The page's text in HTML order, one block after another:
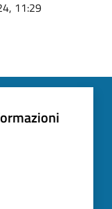
11:29